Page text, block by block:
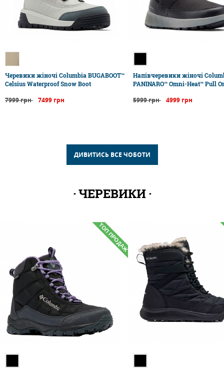
Черевики жіночі Columbia BUGABOOT™
Celsius Waterproof Snow Boot
7999 грн 7499 грн
Напівчеревики жіночі
PANINARO™ Omni-Heat™ Pull
5999 грн 4999 грн
ДИВИТИСЬ ВСЕ ЧОБОТИ
ЧЕРЕВИКИ
ТОП ПРОДАЖ